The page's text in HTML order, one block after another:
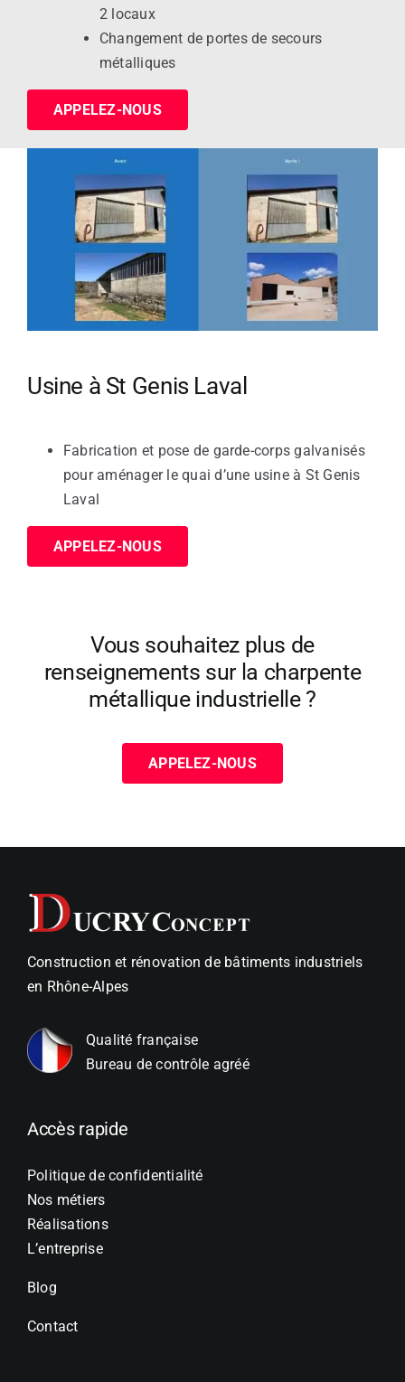
2 locaux
Changement de portes de secours
métalliques
APPELEZ-NOUS
Usine à St Genis Laval
Fabrication et pose de garde-corps galvanisés
pour aménager le quai d’une usine à St Genis
Laval
APPELEZ-NOUS
Vous souhaitez plus de
renseignements sur la charpente
métallique industrielle ?
APPELEZ-NOUS
Construction et rénovation de bâtiments industriels
en Rhône-Alpes
Qualité française
Bureau de contrôle agréé
Accès rapide
Politique de confidentialité
Nos métiers
Réalisations
L’entreprise
Blog
Contact